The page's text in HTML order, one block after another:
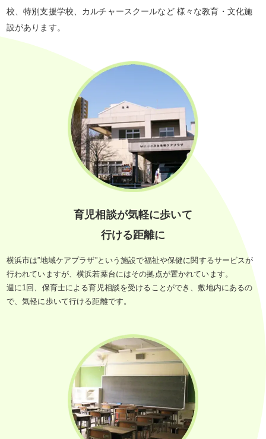
校、特別支援学校、カルチャースクールなど 様々な教育・文化施
設があります。
育児相談が気軽に歩いて
行ける距離に
横浜市は”地域ケアプラザ”という施設で福祉や保健に関するサービスが
行われていますが、横浜若葉台にはその拠点が置かれています。
週に1回、保育士による育児相談を受けることができ、敷地内にあるの
で、気軽に歩いて行ける距離です。